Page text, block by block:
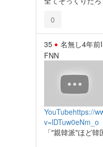
0
35 名無し4年前
FNN
YouTubehttps://
v=lDTuw0eNm_o
「"親韓派"ほど